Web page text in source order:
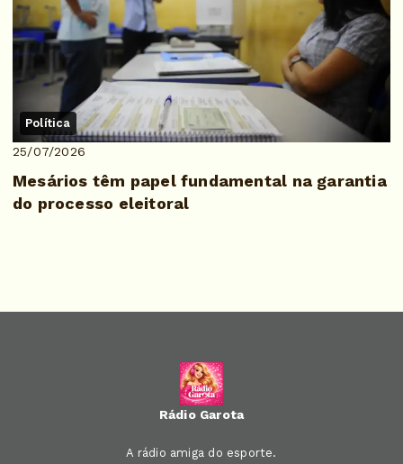
Política
25/07/2026
Mesários têm papel fundamental na garantia
do processo eleitoral
Rádio Garota
A rádio amiga do esporte.